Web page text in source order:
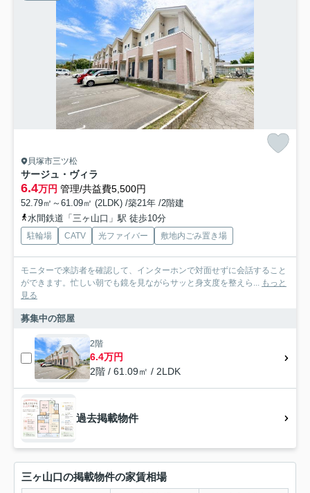
貝塚市三ツ松
サージュ・ヴィラ
6.4万円 管理/共益費5,500円
52.79㎡～61.09㎡ (2LDK) /築21年 /2階建
水間鉄道「三ヶ山口」駅 徒歩10分
駐輪場 CATV 光ファイバー 敷地内ごみ置き場
モニターで来訪者を確認して、インターホンで対面せずに会話すること
ができます。忙しい朝でも鏡を見ながらサッと身支度を整えら... もっと
見る
募集中の部屋
2階
6.4万円
2階 / 61.09㎡ / 2LDK
過去掲載物件
三ヶ山口の掲載物件の家賃相場